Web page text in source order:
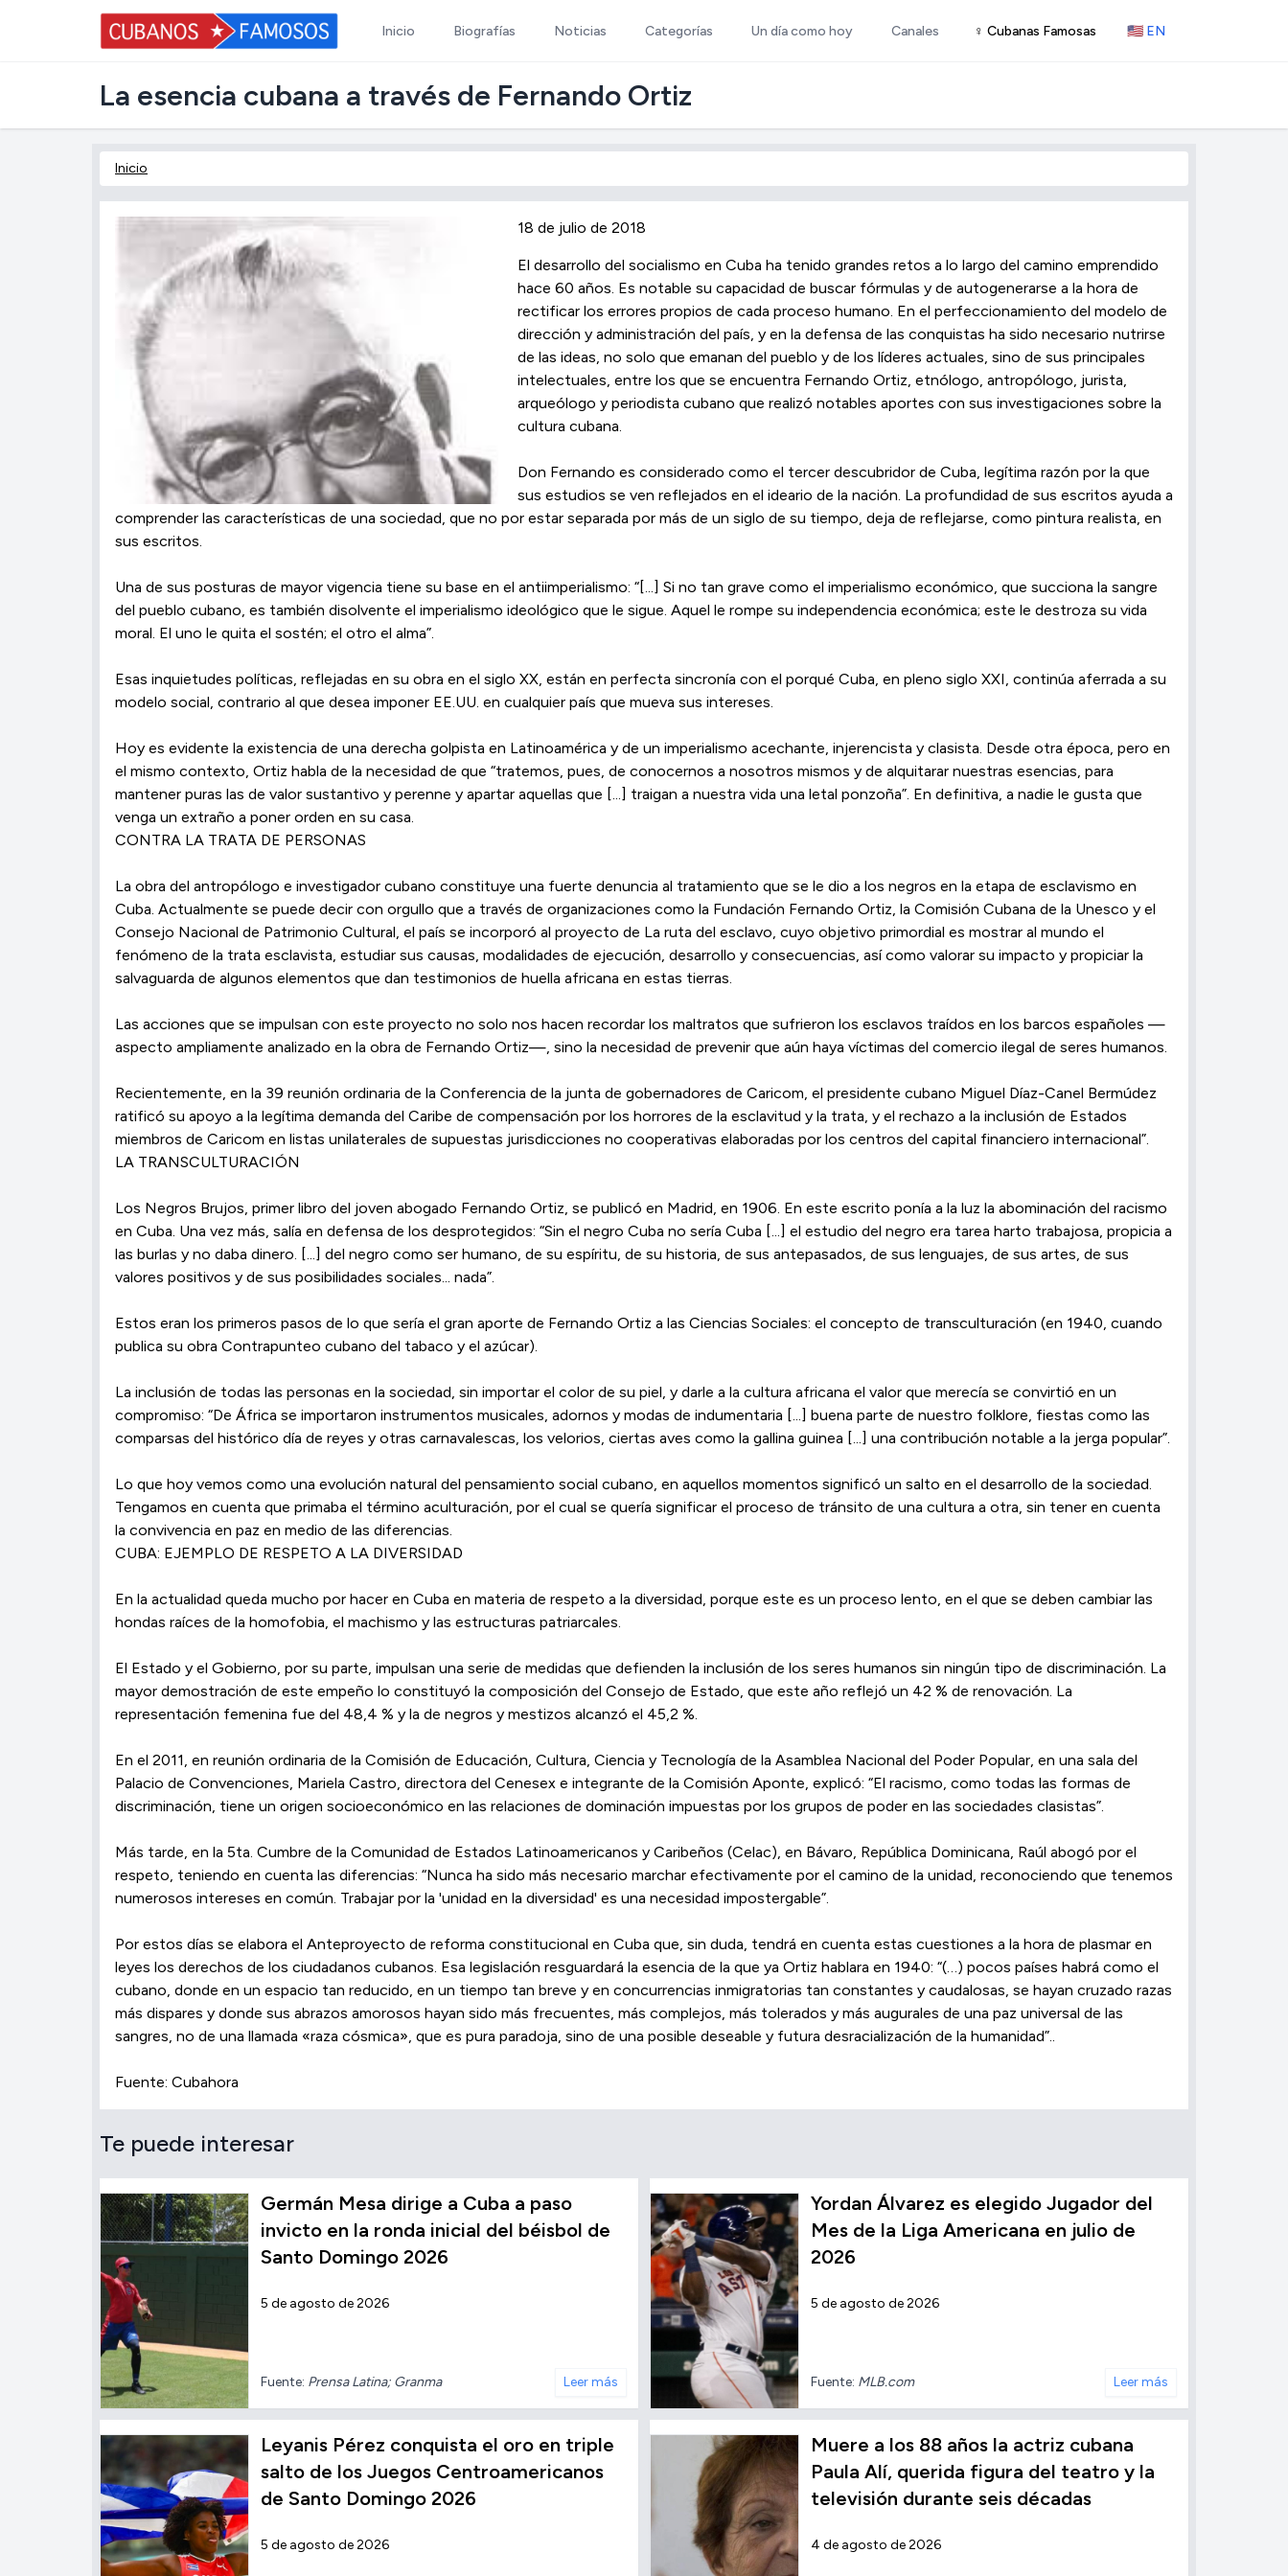
Inicio Biografías Noticias Categorías Un día como hoy Canales ♀ Cubanas Famosas 🇺🇸 EN
La esencia cubana a través de Fernando Ortiz
Inicio
18 de julio de 2018
El desarrollo del socialismo en Cuba ha tenido grandes retos a lo largo del camino emprendido
hace 60 años. Es notable su capacidad de buscar fórmulas y de autogenerarse a la hora de
rectificar los errores propios de cada proceso humano. En el perfeccionamiento del modelo de
dirección y administración del país, y en la defensa de las conquistas ha sido necesario nutrirse
de las ideas, no solo que emanan del pueblo y de los líderes actuales, sino de sus principales
intelectuales, entre los que se encuentra Fernando Ortiz, etnólogo, antropólogo, jurista,
arqueólogo y periodista cubano que realizó notables aportes con sus investigaciones sobre la
cultura cubana.
Don Fernando es considerado como el tercer descubridor de Cuba, legítima razón por la que
sus estudios se ven reflejados en el ideario de la nación. La profundidad de sus escritos ayuda a
comprender las características de una sociedad, que no por estar separada por más de un siglo de su tiempo, deja de reflejarse, como pintura realista, en
sus escritos.
Una de sus posturas de mayor vigencia tiene su base en el antiimperialismo: “[...] Si no tan grave como el imperialismo económico, que succiona la sangre
del pueblo cubano, es también disolvente el imperialismo ideológico que le sigue. Aquel le rompe su independencia económica; este le destroza su vida
moral. El uno le quita el sostén; el otro el alma”.
Esas inquietudes políticas, reflejadas en su obra en el siglo XX, están en perfecta sincronía con el porqué Cuba, en pleno siglo XXI, continúa aferrada a su
modelo social, contrario al que desea imponer EE.UU. en cualquier país que mueva sus intereses.
Hoy es evidente la existencia de una derecha golpista en Latinoamérica y de un imperialismo acechante, injerencista y clasista. Desde otra época, pero en
el mismo contexto, Ortiz habla de la necesidad de que “tratemos, pues, de conocernos a nosotros mismos y de alquitarar nuestras esencias, para
mantener puras las de valor sustantivo y perenne y apartar aquellas que [...] traigan a nuestra vida una letal ponzoña”. En definitiva, a nadie le gusta que
venga un extraño a poner orden en su casa.
CONTRA LA TRATA DE PERSONAS
La obra del antropólogo e investigador cubano constituye una fuerte denuncia al tratamiento que se le dio a los negros en la etapa de esclavismo en
Cuba. Actualmente se puede decir con orgullo que a través de organizaciones como la Fundación Fernando Ortiz, la Comisión Cubana de la Unesco y el
Consejo Nacional de Patrimonio Cultural, el país se incorporó al proyecto de La ruta del esclavo, cuyo objetivo primordial es mostrar al mundo el
fenómeno de la trata esclavista, estudiar sus causas, modalidades de ejecución, desarrollo y consecuencias, así como valorar su impacto y propiciar la
salvaguarda de algunos elementos que dan testimonios de huella africana en estas tierras.
Las acciones que se impulsan con este proyecto no solo nos hacen recordar los maltratos que sufrieron los esclavos traídos en los barcos españoles —
aspecto ampliamente analizado en la obra de Fernando Ortiz—, sino la necesidad de prevenir que aún haya víctimas del comercio ilegal de seres humanos.
Recientemente, en la 39 reunión ordinaria de la Conferencia de la junta de gobernadores de Caricom, el presidente cubano Miguel Díaz-Canel Bermúdez
ratificó su apoyo a la legítima demanda del Caribe de compensación por los horrores de la esclavitud y la trata, y el rechazo a la inclusión de Estados
miembros de Caricom en listas unilaterales de supuestas jurisdicciones no cooperativas elaboradas por los centros del capital financiero internacional”.
LA TRANSCULTURACIÓN
Los Negros Brujos, primer libro del joven abogado Fernando Ortiz, se publicó en Madrid, en 1906. En este escrito ponía a la luz la abominación del racismo
en Cuba. Una vez más, salía en defensa de los desprotegidos: “Sin el negro Cuba no sería Cuba [...] el estudio del negro era tarea harto trabajosa, propicia a
las burlas y no daba dinero. [...] del negro como ser humano, de su espíritu, de su historia, de sus antepasados, de sus lenguajes, de sus artes, de sus
valores positivos y de sus posibilidades sociales... nada”.
Estos eran los primeros pasos de lo que sería el gran aporte de Fernando Ortiz a las Ciencias Sociales: el concepto de transculturación (en 1940, cuando
publica su obra Contrapunteo cubano del tabaco y el azúcar).
La inclusión de todas las personas en la sociedad, sin importar el color de su piel, y darle a la cultura africana el valor que merecía se convirtió en un
compromiso: “De África se importaron instrumentos musicales, adornos y modas de indumentaria [...] buena parte de nuestro folklore, fiestas como las
comparsas del histórico día de reyes y otras carnavalescas, los velorios, ciertas aves como la gallina guinea [...] una contribución notable a la jerga popular”.
Lo que hoy vemos como una evolución natural del pensamiento social cubano, en aquellos momentos significó un salto en el desarrollo de la sociedad.
Tengamos en cuenta que primaba el término aculturación, por el cual se quería significar el proceso de tránsito de una cultura a otra, sin tener en cuenta
la convivencia en paz en medio de las diferencias.
CUBA: EJEMPLO DE RESPETO A LA DIVERSIDAD
En la actualidad queda mucho por hacer en Cuba en materia de respeto a la diversidad, porque este es un proceso lento, en el que se deben cambiar las
hondas raíces de la homofobia, el machismo y las estructuras patriarcales.
El Estado y el Gobierno, por su parte, impulsan una serie de medidas que defienden la inclusión de los seres humanos sin ningún tipo de discriminación. La
mayor demostración de este empeño lo constituyó la composición del Consejo de Estado, que este año reflejó un 42 % de renovación. La
representación femenina fue del 48,4 % y la de negros y mestizos alcanzó el 45,2 %.
En el 2011, en reunión ordinaria de la Comisión de Educación, Cultura, Ciencia y Tecnología de la Asamblea Nacional del Poder Popular, en una sala del
Palacio de Convenciones, Mariela Castro, directora del Cenesex e integrante de la Comisión Aponte, explicó: “El racismo, como todas las formas de
discriminación, tiene un origen socioeconómico en las relaciones de dominación impuestas por los grupos de poder en las sociedades clasistas”.
Más tarde, en la 5ta. Cumbre de la Comunidad de Estados Latinoamericanos y Caribeños (Celac), en Bávaro, República Dominicana, Raúl abogó por el
respeto, teniendo en cuenta las diferencias: “Nunca ha sido más necesario marchar efectivamente por el camino de la unidad, reconociendo que tenemos
numerosos intereses en común. Trabajar por la 'unidad en la diversidad' es una necesidad impostergable”.
Por estos días se elabora el Anteproyecto de reforma constitucional en Cuba que, sin duda, tendrá en cuenta estas cuestiones a la hora de plasmar en
leyes los derechos de los ciudadanos cubanos. Esa legislación resguardará la esencia de la que ya Ortiz hablara en 1940: “(…) pocos países habrá como el
cubano, donde en un espacio tan reducido, en un tiempo tan breve y en concurrencias inmigratorias tan constantes y caudalosas, se hayan cruzado razas
más dispares y donde sus abrazos amorosos hayan sido más frecuentes, más complejos, más tolerados y más augurales de una paz universal de las
sangres, no de una llamada «raza cósmica», que es pura paradoja, sino de una posible deseable y futura desracialización de la humanidad”..
Fuente: Cubahora
Te puede interesar
Germán Mesa dirige a Cuba a paso
invicto en la ronda inicial del béisbol de
Santo Domingo 2026
5 de agosto de 2026
Fuente: Prensa Latina; Granma Leer más
Yordan Álvarez es elegido Jugador del
Mes de la Liga Americana en julio de
2026
5 de agosto de 2026
Fuente: MLB.com Leer más
Leyanis Pérez conquista el oro en triple
salto de los Juegos Centroamericanos
de Santo Domingo 2026
5 de agosto de 2026
Muere a los 88 años la actriz cubana
Paula Alí, querida figura del teatro y la
televisión durante seis décadas
4 de agosto de 2026